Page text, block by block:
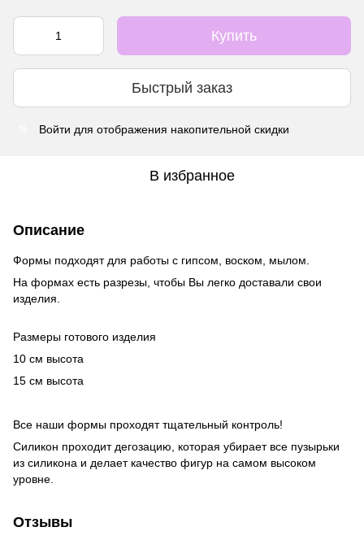
Купить
Быстрый заказ
Войти для отображения накопительной скидки
В избранное
Описание
Формы подходят для работы с гипсом, воском, мылом.
На формах есть разрезы, чтобы Вы легко доставали свои
изделия.
Размеры готового изделия
10 см высота
15 см высота
Все наши формы проходят тщательный контроль!
Силикон проходит дегозацию, которая убирает все пузырьки
из силикона и делает качество фигур на самом высоком
уровне.
Отзывы